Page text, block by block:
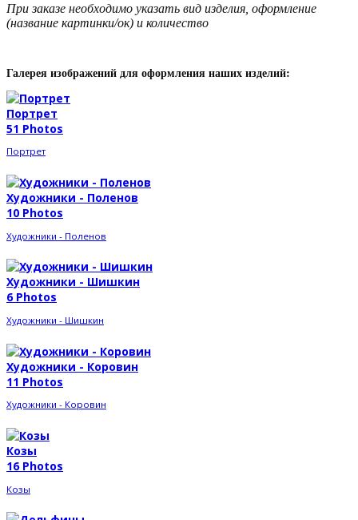
При заказе необходимо указать вид изделия, оформление
(название картинки/ок) и количество
Галерея изображений для оформления наших изделий:
Портрет
51 Photos
Портрет
Художники - Поленов
10 Photos
Художники - Поленов
Художники - Шишкин
6 Photos
Художники - Шишкин
Художники - Коровин
11 Photos
Художники - Коровин
Козы
16 Photos
Козы